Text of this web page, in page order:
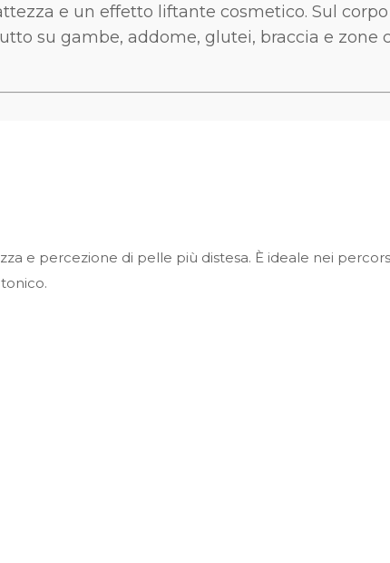
e un effetto liftante cosmetico. Sul
su gambe, addome, glutei, braccia e zone
e percezione di pelle più distesa. È ideale nei